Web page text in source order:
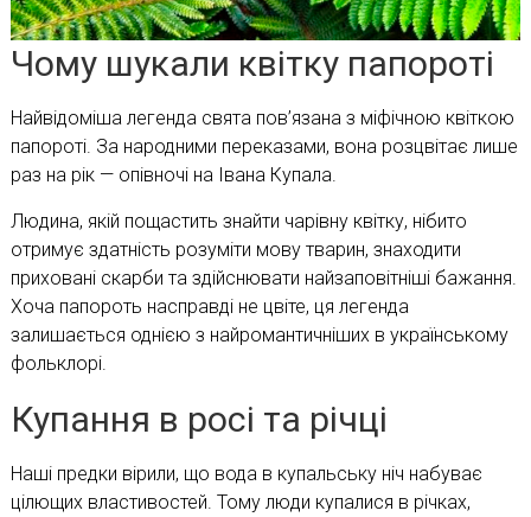
Чому шукали квітку папороті
Найвідоміша легенда свята пов’язана з міфічною квіткою
папороті. За народними переказами, вона розцвітає лише
раз на рік — опівночі на Івана Купала.
Людина, якій пощастить знайти чарівну квітку, нібито
отримує здатність розуміти мову тварин, знаходити
приховані скарби та здійснювати найзаповітніші бажання.
Хоча папороть насправді не цвіте, ця легенда
залишається однією з найромантичніших в українському
фольклорі.
Купання в росі та річці
Наші предки вірили, що вода в купальську ніч набуває
цілющих властивостей. Тому люди купалися в річках,